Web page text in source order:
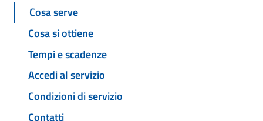
Cosa serve
Cosa si ottiene
Tempi e scadenze
Accedi al servizio
Condizioni di servizio
Contatti